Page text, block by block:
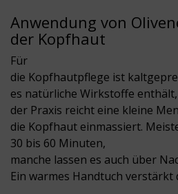
Anwendung von
der Kopfhaut
Für
die Kopfhautpflege ist
es natürliche Wirkstoffe
der Praxis reicht eine kleine
die Kopfhaut einmassiert.
30 bis 60 Minuten,
manche lassen es auch über
Ein warmes Handtuch verstärkt